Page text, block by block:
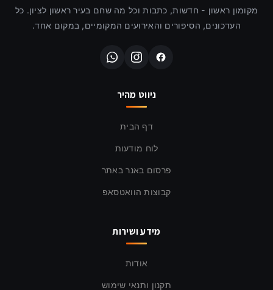
מקומון ראשון - חדשות, כתבות וכל מה שחם בעיר ראשון לציון. כל
העדכונים, הסיפורים והאירועים המקומיים, במקום אחד.
ניווט מהיר
דף הבית
לוח מודעות
פרסום באנר באתר
קבוצות הוואטסאפ
מידע ושירות
אודות
תקנון ותנאי שימוש